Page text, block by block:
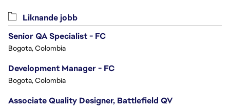
Liknande jobb
Senior QA Specialist - FC
Bogota, Colombia
Development Manager - FC
Bogota, Colombia
Associate Quality Designer, Battlefield QV